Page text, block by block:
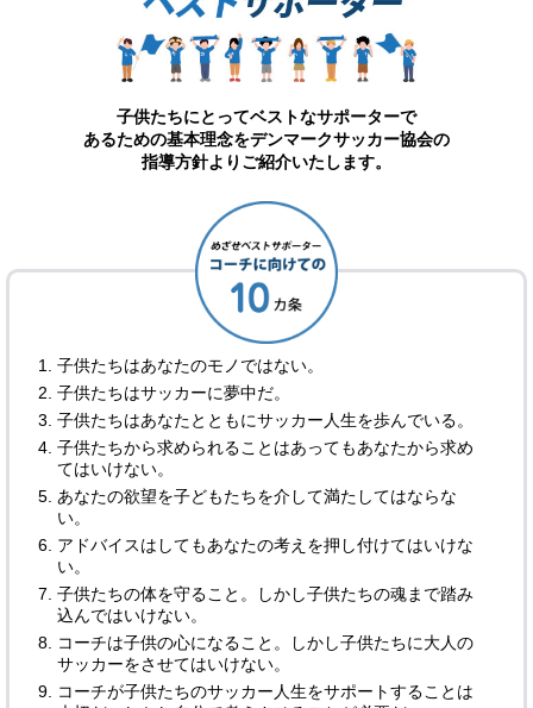
子供たちにとってベストなサポーターで
あるための基本理念をデンマークサッカー協会の
指導方針よりご紹介いたします。
子供たちはあなたのモノではない。
子供たちはサッカーに夢中だ。
子供たちはあなたとともにサッカー人生を歩んでいる。
子供たちから求められることはあってもあなたから求め
てはいけない。
あなたの欲望を子どもたちを介して満たしてはならな
い。
アドバイスはしてもあなたの考えを押し付けてはいけな
い。
子供たちの体を守ること。しかし子供たちの魂まで踏み
込んではいけない。
コーチは子供の心になること。しかし子供たちに大人の
サッカーをさせてはいけない。
コーチが子供たちのサッカー人生をサポートすることは